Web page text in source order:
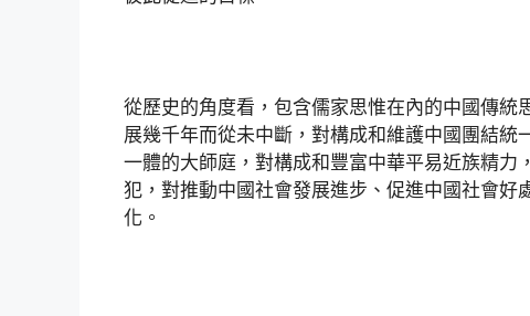
從歷史的角度看，包含儒家思惟在內的中國傳
展幾千年而從未中斷，對構成和維護中國團結
一體的大師庭，對構成和豐富中華平易近族精
犯，對推動中國社會發展進步、促進中國社會好
化。